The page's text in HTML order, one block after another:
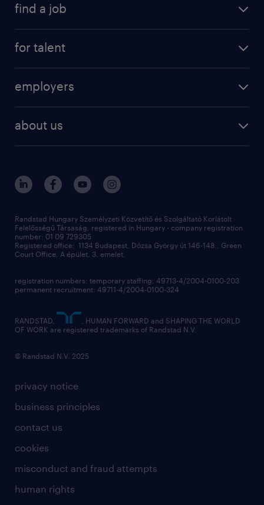
find a job
for talent
professional
contact us
employers
operational
professional
digital
contact us
about us
randstad hungary
our offices
sustainability
privacy notice
business principles
contact us
cookies
misconduct and fraud attempts
human rights
Randstad Hungary Személyzeti Közvetítő és Szolgáltató Korlátolt
Felelősségű Társaság, registered in Hungary - company registration
number: 01 09 729305
Registered office: 1134 Budapest, Dózsa György út 146-148., Green
Court Office, A épület, 3. emelet,
registration numbers: temporary staffing: 49713-4/2004-0100-203
permanent recruitment: 49711-4/2004-0100-324
RANDSTAD,
, HUMAN FORWARD and SHAPING THE WORLD
OF WORK are registered trademarks of Randstad N.V.
© Randstad N.V. 2025